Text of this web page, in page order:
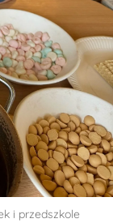
i przedszkole